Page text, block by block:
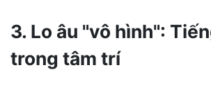
3. Lo âu "vô hình":
trong tâm trí